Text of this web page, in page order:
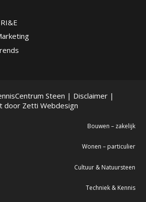
Steen | Disclaimer|
door Zetti Webdesign
Bouwen – zakelijk
Wonen – particulier
Cultuur & Natuursteen
Techniek & Kennis